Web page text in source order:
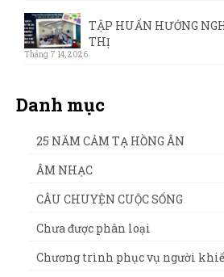
TẬP HUẤN HƯỚNG
THỊ
Tháng 7 14, 2026
Danh mục
25 NĂM CẢM TẠ HỒNG ÂN
ÂM NHẠC
CÂU CHUYỆN CUỘC SỐNG
Chưa được phân loại
Chương trình phục vụ người